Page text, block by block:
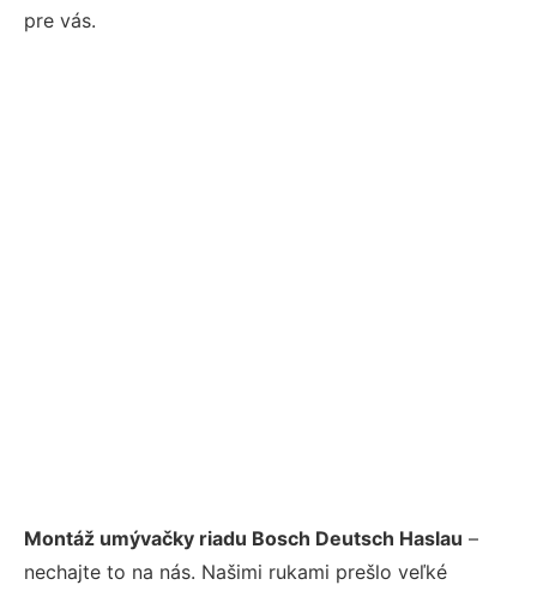
pre vás.
Montáž umývačky riadu Bosch Deutsch Haslau –
nechajte to na nás. Našimi rukami prešlo veľké